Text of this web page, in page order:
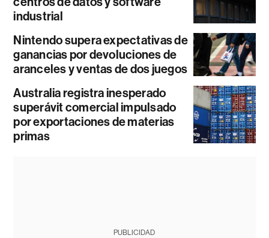
industrial
Nintendo supera expectativas de
ganancias por devoluciones de
aranceles y ventas de dos juegos
Australia registra inesperado
superávit comercial impulsado
por exportaciones de materias
primas
PUBLICIDAD